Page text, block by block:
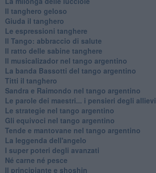
Il tanghero geloso
Giuda il tanghero
Le espressioni tanghere
Il Tango: abbraccio di salute
Il ratto delle sabine tanghere
Il musicalizador nel tango argentino
La banda Bassotti del tango argentino
Titti il tanghero
Sandra e Raimondo nel tango argentino
Le parole dei maestri... i pensieri degli allievi
Le strategie nel tango argentino
Gli equivoci nel tango argentino
Tende e mantovane nel tango argentino
La leggenda dell'angelo
I super poteri degli avanzati
​Né carne né pesce
Il principiante e shoshin